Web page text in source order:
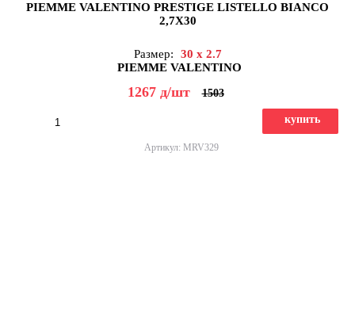
PIEMME VALENTINO PRESTIGE LISTELLO BIANCO
2,7X30
Размер:
30 x 2.7
PIEMME VALENTINO
1267 д/шт 1503
купить
Артикул: MRV329